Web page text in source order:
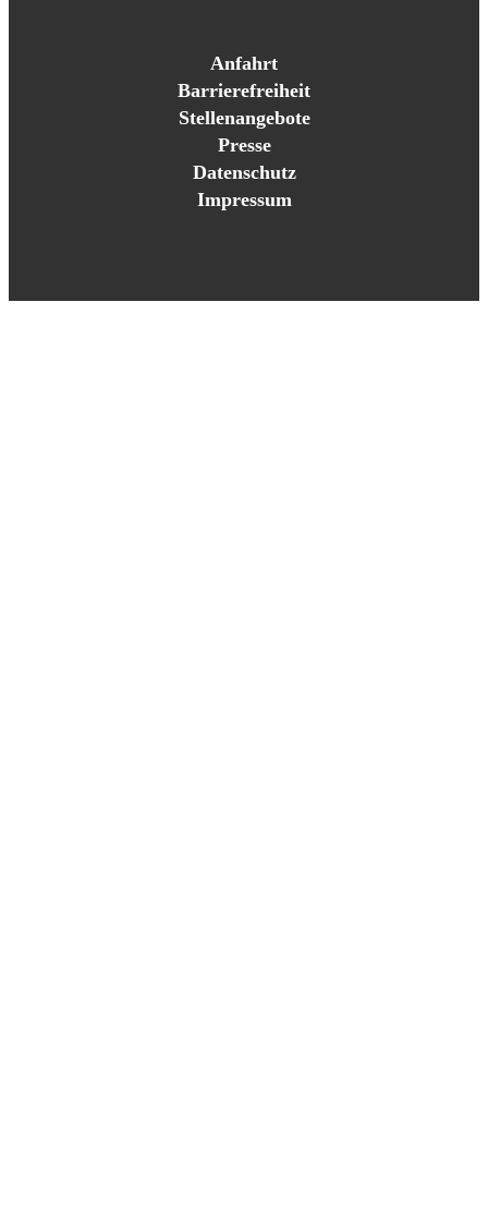
Anfahrt
Barrierefreiheit
Stellenangebote
Presse
Datenschutz
Impressum